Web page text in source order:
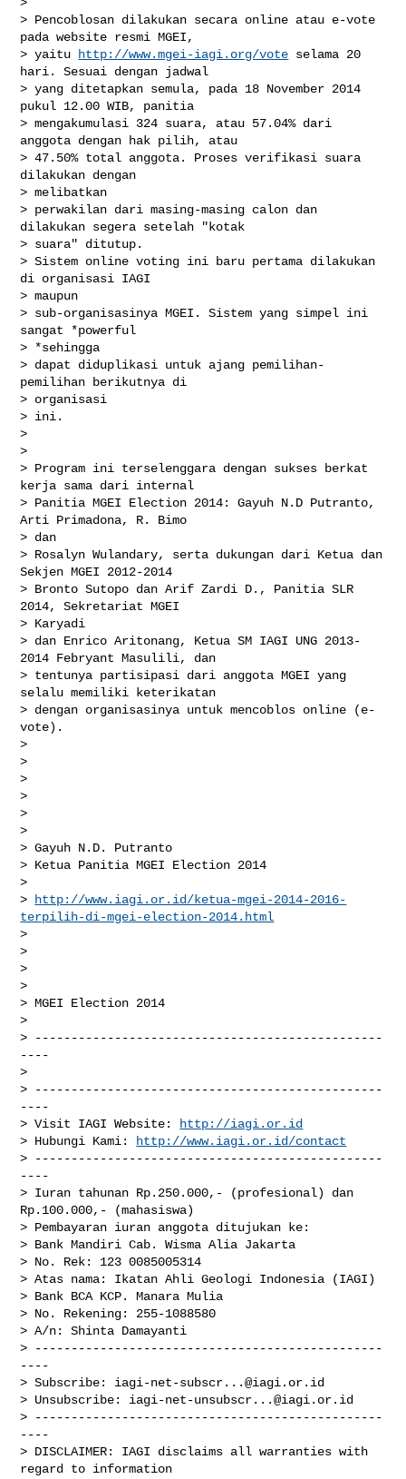
> Pencoblosan dilakukan secara online atau e-vote
pada website resmi MGEI,
> yaitu
http://www.mgei-iagi.org/vote selama 20
hari. Sesuai dengan jadwal
> yang ditetapkan semula, pada 18 November 2014
pukul 12.00 WIB, panitia
> mengakumulasi 324 suara, atau 57.04% dari
anggota dengan hak pilih, atau
> 47.50% total anggota. Proses verifikasi suara
dilakukan dengan
> melibatkan
> perwakilan dari masing-masing calon dan
dilakukan segera setelah "kotak
> suara" ditutup.
> Sistem online voting ini baru pertama dilakukan
di organisasi IAGI
> maupun
> sub-organisasinya MGEI. Sistem yang simpel ini
sangat *powerful
> *sehingga
> dapat diduplikasi untuk ajang pemilihan-
pemilihan berikutnya di
> organisasi
> ini.
>
>
> Program ini terselenggara dengan sukses berkat
kerja sama dari internal
> Panitia MGEI Election 2014: Gayuh N.D Putranto,
Arti Primadona, R. Bimo
> dan
> Rosalyn Wulandary, serta dukungan dari Ketua dan
Sekjen MGEI 2012-2014
> Bronto Sutopo dan Arif Zardi D., Panitia SLR
2014, Sekretariat MGEI
> Karyadi
> dan Enrico Aritonang, Ketua SM IAGI UNG 2013-
2014 Febryant Masulili, dan
> tentunya partisipasi dari anggota MGEI yang
selalu memiliki keterikatan
> dengan organisasinya untuk mencoblos online (e-
vote).
>
>
>
>
>
>
> Gayuh N.D. Putranto
> Ketua Panitia MGEI Election 2014
>
>
http://www.iagi.or.id/ketua-mgei-2014-2016-
terpilih-di-mgei-election-2014.html
>
>
>
>
> MGEI Election 2014
>
> ------------------------------------------------
----
>
> ------------------------------------------------
----
> Visit IAGI Website:
http://iagi.or.id
> Hubungi Kami:
http://www.iagi.or.id/contact
> ------------------------------------------------
----
> Iuran tahunan Rp.250.000,- (profesional) dan
Rp.100.000,- (mahasiswa)
> Pembayaran iuran anggota ditujukan ke:
> Bank Mandiri Cab. Wisma Alia Jakarta
> No. Rek: 123 0085005314
> Atas nama: Ikatan Ahli Geologi Indonesia (IAGI)
> Bank BCA KCP. Manara Mulia
> No. Rekening: 255-1088580
> A/n: Shinta Damayanti
> ------------------------------------------------
----
> Subscribe: iagi-net-subscr...@iagi.or.id
> Unsubscribe: iagi-net-unsubscr...@iagi.or.id
> ------------------------------------------------
----
> DISCLAIMER: IAGI disclaims all warranties with
regard to information